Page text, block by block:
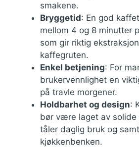
smakene.
Bryggetid: En god
mellom 4 og 8 minutter
som gir riktig
kaffegruten.
Enkel betjening: For
brukervennlighet en
på travle morgener.
Holdbarhet og design:
bør være laget av solide
tåler daglig bruk og
kjøkkenbenken.